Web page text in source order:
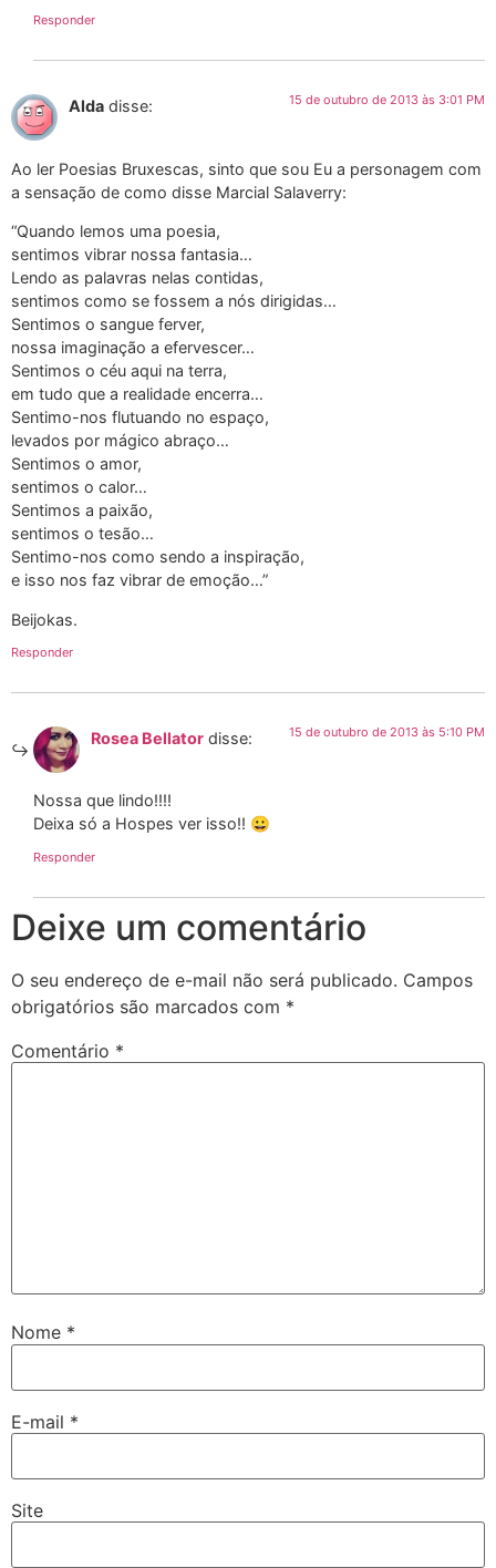
Responder
Alda disse: 15 de outubro de 2013 às 3:01 PM
Ao ler Poesias Bruxescas, sinto que sou Eu a personagem com
a sensação de como disse Marcial Salaverry:
“Quando lemos uma poesia,
sentimos vibrar nossa fantasia…
Lendo as palavras nelas contidas,
sentimos como se fossem a nós dirigidas…
Sentimos o sangue ferver,
nossa imaginação a efervescer…
Sentimos o céu aqui na terra,
em tudo que a realidade encerra…
Sentimo-nos flutuando no espaço,
levados por mágico abraço…
Sentimos o amor,
sentimos o calor…
Sentimos a paixão,
sentimos o tesão…
Sentimo-nos como sendo a inspiração,
e isso nos faz vibrar de emoção…”
Beijokas.
Responder
Rosea Bellator disse: 15 de outubro de 2013 às 5:10 PM
Nossa que lindo!!!!
Deixa só a Hospes ver isso!! 😀
Responder
Deixe um comentário
O seu endereço de e-mail não será publicado. Campos
obrigatórios são marcados com *
Comentário *
Nome *
E-mail *
Site